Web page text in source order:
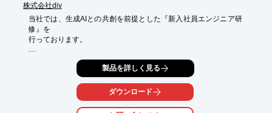
株式会社div
当社では、生成AIとの共創を前提とした『新入社員エンジニア研
修』を
行っております。
AIを活用して成果を出せるエンジニアになるためには、土台とな
AI時代のマインドセットとITスキルの習得が不可欠。
当研修では、“マインドセット・ITスキル・AI活用スキル"の3層を
組み合わせることで、AI時代に即戦力として活用できるエンジニ
製品を詳しく見る
ダウンロード